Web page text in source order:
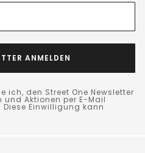
ANMELDEN
ich, den Street One Newsletter
und Aktionen per E-Mail
Einwilligung kann